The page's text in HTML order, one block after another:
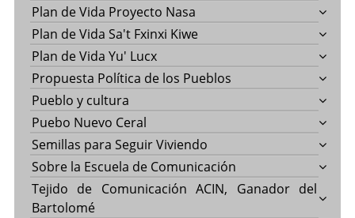
Plan de Vida Proyecto Nasa
Plan de Vida Sa't Fxinxi Kiwe
Plan de Vida Yu' Lucx
Propuesta Política de los Pueblos
Pueblo y cultura
Puebo Nuevo Ceral
Semillas para Seguir Viviendo
Sobre la Escuela de Comunicación
Tejido de Comunicación ACIN, Ganador del
Bartolomé